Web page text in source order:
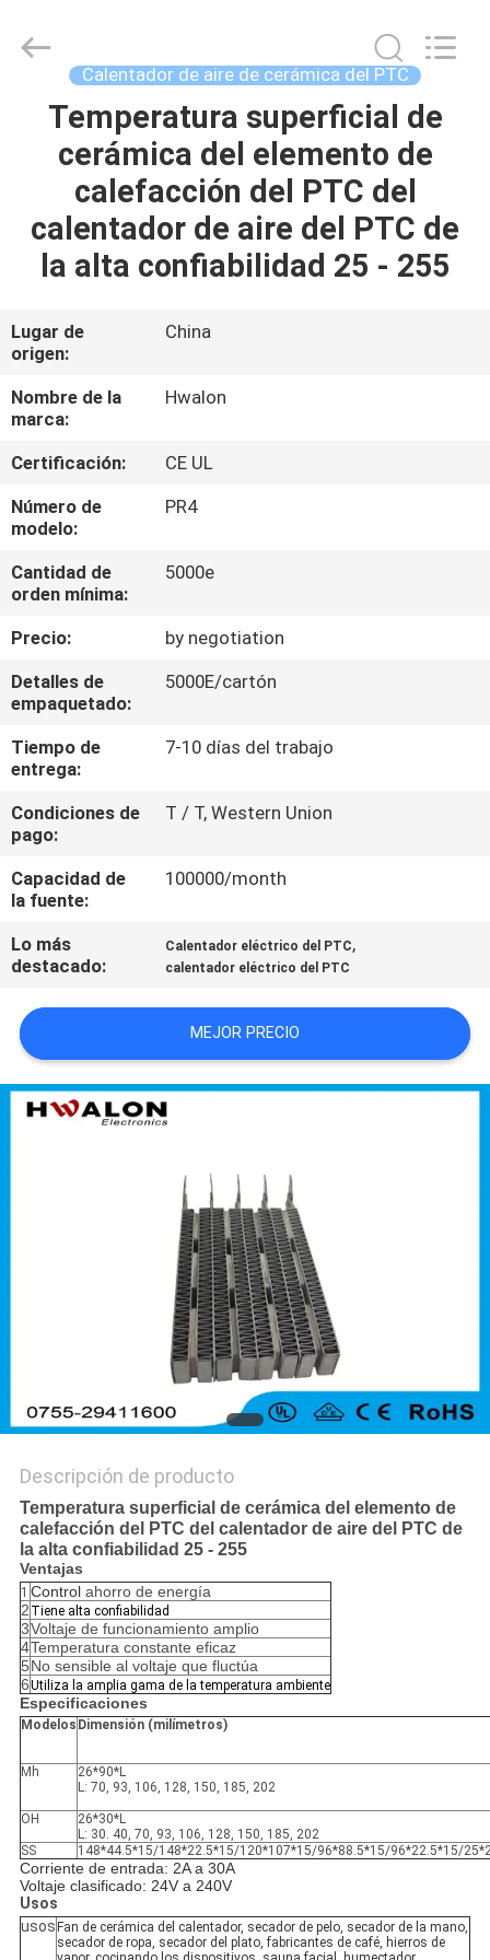
HOGAR
PRODUCTOS
ACERCA
NOSOTROS
VISITA
A
LA
FÁBRICA
CONTROL
CALIDAD
CONTÁCTENOS
SOLICITAR
UNA
COTIZACIÓN
MAPA
DEL
SITIO
Electronic
Calentador de aire de cerámica del PTC
Temperatura superficial de
cerámica del elemento de
calefacción del PTC del
calentador de aire del PTC de
la alta confiabilidad 25 - 255
Lugar de
origen:
China
Nombre de la
marca:
Hwalon
Certificación:
CE UL
Número de
modelo:
PR4
Cantidad de
orden mínima:
5000e
Precio:
by negotiation
Detalles de
empaquetado:
5000E/cartón
Tiempo de
entrega:
7-10 días del trabajo
Condiciones de
pago:
T / T, Western Union
Capacidad de
la fuente:
100000/month
Lo más
destacado:
Calentador eléctrico del PTC,
calentador eléctrico del PTC
MEJOR PRECIO
Descripción de producto
Temperatura superficial de cerámica del elemento de
calefacción del PTC del calentador de aire del PTC de
la alta confiabilidad 25 - 255
Ventajas
1 Controlahorro de energía
2 Tiene alta confiabilidad
3Voltaje de funcionamiento amplio
4Temperatura constante eficaz
5No sensible al voltaje que fluctúa
6Utiliza la amplia gama de la temperatura ambiente
Especificaciones
Modelos Dimensión (milímetros)
Mh
26*90*L
L: 70, 93, 106, 128, 150, 185, 202
OH
26*30*L
L: 30. 40, 70, 93, 106, 128, 150, 185, 202
SS
148*44.5*15/148*22.5*15/120*107*15/96*88.5*15/96*22.5*15/
Corriente de entrada: 2A a 30A
Voltaje clasificado: 24V a 240V
Usos
usos Fan de cerámica del calentador, secador de pelo, secador de la mano,
secador de ropa, secador del plato, fabricantes de café, hierros de